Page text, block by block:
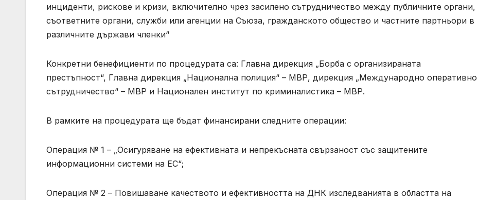
инциденти, рискове и кризи, включително чрез засилено сътрудничество между публичните органи,
съответните органи, служби или агенции на Съюза, гражданското общество и частните партньори в
различните държави членки“
Конкретни бенефициенти по процедурата са: Главна дирекция „Борба с организираната
престъпност“, Главна дирекция „Национална полиция“ – МВР, дирекция „Международно оперативно
сътрудничество“ – МВР и Национален институт по криминалистика – МВР.
В рамките на процедурата ще бъдат финансирани следните операции:
Операция № 1 – „Осигуряване на ефективната и непрекъсната свързаност със защитените
информационни системи на ЕС“;
Операция № 2 – Повишаване качеството и ефективността на ДНК изследванията в областта на